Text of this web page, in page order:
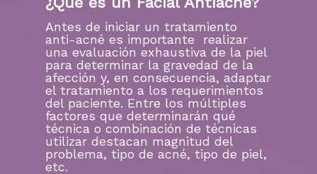
Antes de iniciar un tratamiento
anti-acné es importante realizar
una evaluación exhaustiva de la piel
para determinar la gravedad de la
afección y, en consecuencia, adaptar
el tratamiento a los requerimientos
del paciente. Entre los múltiples
factores que determinarán qué
técnica o combinación de técnicas
utilizar destacan magnitud del
problema, tipo de acné, tipo de piel,
etc.